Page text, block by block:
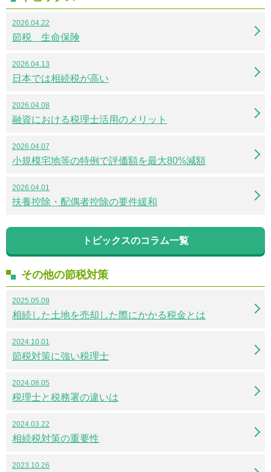
2026.04.22
節税 生命保険
2026.04.13
日本では相続税が高い
2026.04.08
融資における税理士活用のメリット
2026.04.07
小規模宅地等の特例で評価額を最大80%減額
2026.04.01
扶養控除・配偶者控除の要件緩和
トピックスのコラム一覧
その他の節税対策
2025.05.09
相続した土地を売却した際にかかる税金とは
2024.10.01
節税対策に強い税理士
2024.08.05
税理士と税務署の違いは
2024.03.22
相続税対策の重要性
2023.10.26